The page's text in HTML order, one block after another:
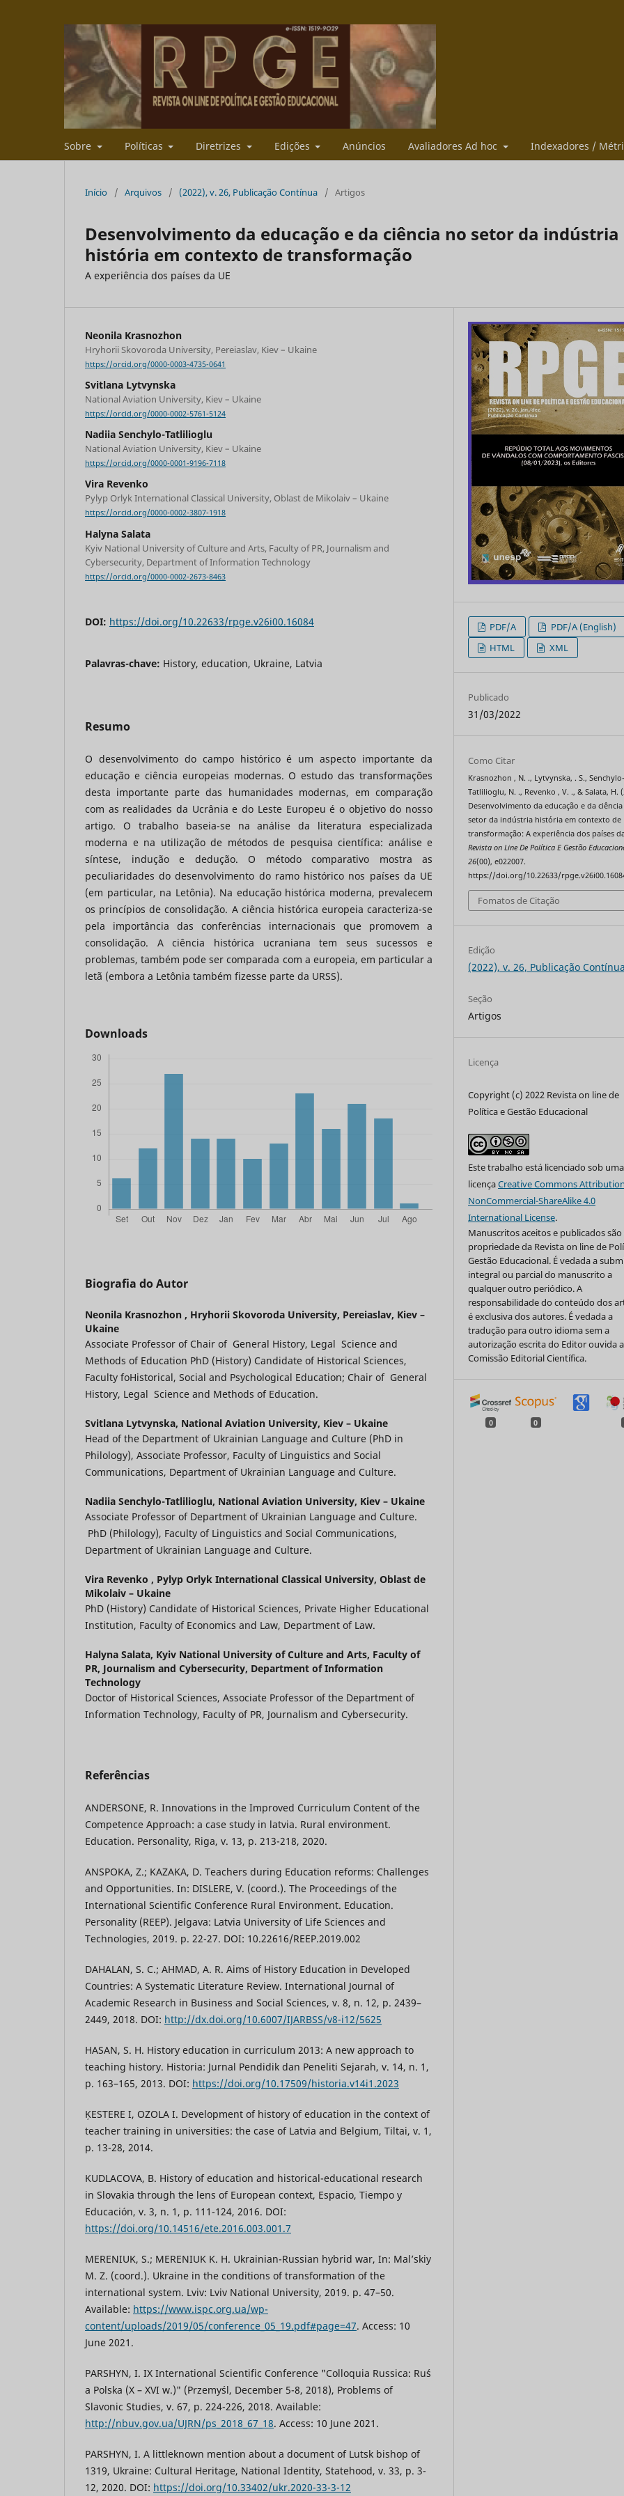
Sobre Políticas Diretrizes Edições Anúncios Avaliadores Ad hoc Indexadores /
Início / Arquivos / (2022), v. 26, Publicação Contínua / Artigos
Desenvolvimento da educação e da ciência no setor da indústria
história em contexto de transformação
A experiência dos países da UE
Neonila Krasnozhon
Hryhorii Skovoroda University, Pereiaslav, Kiev – Ukaine
https://orcid.org/0000-0003-4735-0641
Svitlana Lytvynska
National Aviation University, Kiev – Ukaine
https://orcid.org/0000-0002-5761-5124
Nadiia Senchylo-Tatlilioglu
National Aviation University, Kiev – Ukaine
https://orcid.org/0000-0001-9196-7118
Vira Revenko
Pylyp Orlyk International Classical University, Oblast de Mikolaiv – Ukaine
https://orcid.org/0000-0002-3807-1918
Halyna Salata
Kyiv National University of Culture and Arts, Faculty of PR, Journalism and
Cybersecurity, Department of Information Technology
https://orcid.org/0000-0002-2673-8463
DOI: https://doi.org/10.22633/rpge.v26i00.16084
Palavras-chave: History, education, Ukraine, Latvia
Resumo
O desenvolvimento do campo histórico é um aspecto importante da
educação e ciência europeias modernas. O estudo das transformações
desta importante parte das humanidades modernas, em comparação
com as realidades da Ucrânia e do Leste Europeu é o objetivo do nosso
artigo. O trabalho baseia-se na análise da literatura especializada
moderna e na utilização de métodos de pesquisa científica: análise e
síntese, indução e dedução. O método comparativo mostra as
peculiaridades do desenvolvimento do ramo histórico nos países da UE
(em particular, na Letônia). Na educação histórica moderna, prevalecem
os princípios de consolidação. A ciência histórica europeia caracteriza-se
pela importância das conferências internacionais que promovem a
consolidação. A ciência histórica ucraniana tem seus sucessos e
problemas, também pode ser comparada com a europeia, em particular a
letã (embora a Letônia também fizesse parte da URSS).
Downloads
Biografia do Autor
Neonila Krasnozhon , Hryhorii Skovoroda University, Pereiaslav, Kiev –
Ukaine
Associate Professor of Chair of General History, Legal Science and
Methods of Education PhD (History) Candidate of Historical Sciences,
Faculty foHistorical, Social and Psychological Education; Chair of General
History, Legal Science and Methods of Education.
Svitlana Lytvynska, National Aviation University, Kiev – Ukaine
Head of the Department of Ukrainian Language and Culture (PhD in
Philology), Associate Professor, Faculty of Linguistics and Social
Communications, Department of Ukrainian Language and Culture.
Nadiia Senchylo-Tatlilioglu, National Aviation University, Kiev – Ukaine
Associate Professor of Department of Ukrainian Language and Culture.
PhD (Philology), Faculty of Linguistics and Social Communications,
Department of Ukrainian Language and Culture.
Vira Revenko , Pylyp Orlyk International Classical University, Oblast de
Mikolaiv – Ukaine
PhD (History) Candidate of Historical Sciences, Private Higher Educational
Institution, Faculty of Economics and Law, Department of Law.
Halyna Salata, Kyiv National University of Culture and Arts, Faculty of
PR, Journalism and Cybersecurity, Department of Information
Technology
Doctor of Historical Sciences, Associate Professor of the Department of
Information Technology, Faculty of PR, Journalism and Cybersecurity.
Referências
ANDERSONE, R. Innovations in the Improved Curriculum Content of the
Competence Approach: a case study in latvia. Rural environment.
Education. Personality, Riga, v. 13, p. 213-218, 2020.
ANSPOKA, Z.; KAZAKA, D. Teachers during Education reforms: Challenges
and Opportunities. In: DISLERE, V. (coord.). The Proceedings of the
International Scientific Conference Rural Environment. Education.
Personality (REEP). Jelgava: Latvia University of Life Sciences and
Technologies, 2019. p. 22-27. DOI: 10.22616/REEP.2019.002
DAHALAN, S. C.; AHMAD, A. R. Aims of History Education in Developed
Countries: A Systematic Literature Review. International Journal of
Academic Research in Business and Social Sciences, v. 8, n. 12, p. 2439–
2449, 2018. DOI: http://dx.doi.org/10.6007/IJARBSS/v8-i12/5625
HASAN, S. H. History education in curriculum 2013: A new approach to
teaching history. Historia: Jurnal Pendidik dan Peneliti Sejarah, v. 14, n. 1,
p. 163–165, 2013. DOI: https://doi.org/10.17509/historia.v14i1.2023
ĶESTERE I, OZOLA I. Development of history of education in the context of
teacher training in universities: the case of Latvia and Belgium, Tiltai, v. 1,
p. 13-28, 2014.
KUDLACOVA, B. History of education and historical-educational research
in Slovakia through the lens of European context, Espacio, Tiempo y
Educación, v. 3, n. 1, p. 111-124, 2016. DOI:
https://doi.org/10.14516/ete.2016.003.001.7
MERENIUK, S.; MERENIUK K. H. Ukrainian-Russian hybrid war, In: Mal’skiy
M. Z. (coord.). Ukraine in the conditions of transformation of the
international system. Lviv: Lviv National University, 2019. p. 47–50.
Available: https://www.ispc.org.ua/wp-
content/uploads/2019/05/conference_05_19.pdf#page=47. Access: 10
June 2021.
PARSHYN, I. IX International Scientific Conference "Colloquia Russica: Ruś
a Polska (X – XVI w.)" (Przemyśl, December 5-8, 2018), Problems of
Slavonic Studies, v. 67, p. 224-226, 2018. Available:
http://nbuv.gov.ua/UJRN/ps_2018_67_18. Access: 10 June 2021.
PARSHYN, I. A littleknown mention about a document of Lutsk bishop of
1319, Ukraine: Cultural Heritage, National Identity, Statehood, v. 33, p. 3-
12, 2020. DOI: https://doi.org/10.33402/ukr.2020-33-3-12
PDF/A
PDF/A (English)
HTML
XML
Publicado
31/03/2022
Como Citar
Krasnozhon , N. ., Lytvynska, . S., Senchylo-
Tatlilioglu, N. ., Revenko , V. ., & Salata, H.
Desenvolvimento da educação e da
setor da indústria história em contexto de
transformação: A experiência dos países
Revista on Line De Política E Gestão
26(00), e022007.
https://doi.org/10.22633/
Fomatos de Citação
Edição
(2022), v. 26, Publicação Contínua
Seção
Artigos
Licença
Copyright (c) 2022 Revista on line de
Política e Gestão Educacional
Este trabalho está licenciado sob uma
licençaCreative Commons
NonCommercial-ShareAlike 4.0
International License.
Manuscritos aceitos e publicados são
propriedade da Revista on line de
Gestão Educacional. É vedada a
integral ou parcial do manuscrito a
qualquer outro periódico. A
responsabilidade do conteúdo dos
é exclusiva dos autores. É vedada a
tradução para outro idioma sem a
autorização escrita do Editor ouvida a
Comissão Editorial Científica.
0 0